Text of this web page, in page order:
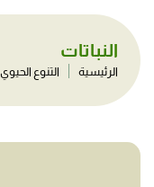
النباتات
الرئيسية التنوع الحيوي